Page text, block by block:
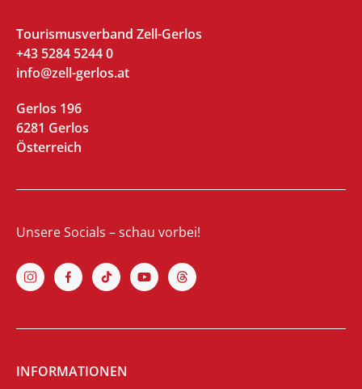
Tourismusverband Zell-Gerlos
+43 5284 5244 0
info@zell-gerlos.at
Gerlos 196
6281 Gerlos
Österreich
Unsere Socials – schau vorbei!
INFORMATIONEN